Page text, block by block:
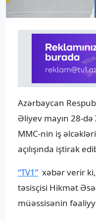
Azərbaycan
Əliyev mayın 28-də
MMC-nin iş
açılışında iştirak
“TV1” xəbər verir ki,
təsisçisi Hikmət
müəssisənin